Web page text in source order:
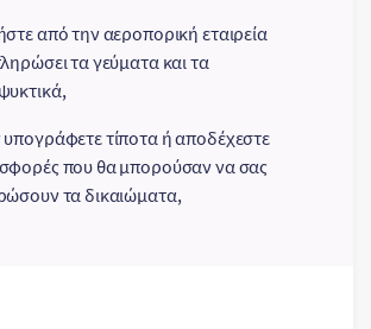
από την αεροπορική εταιρεία
τα γεύματα και τα
τίποτα ή αποδέχεστε
που θα μπορούσαν να σας
τα δικαιώματα,